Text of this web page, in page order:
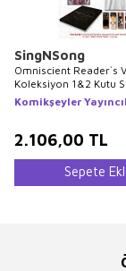
SingNSong
Omniscient Reader`s
Koleksiyon 1&2 Kutu
Komikşeyler
2.106,00 TL
Sepete